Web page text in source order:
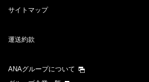
サイトマップ
運送約款
ANAグループについて